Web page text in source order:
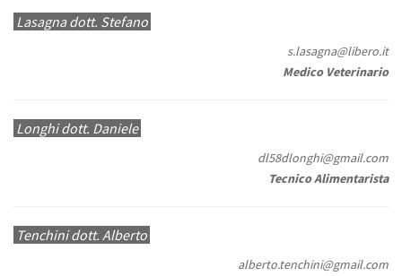
Lasagna dott. Stefano
s.lasagna@libero.it
Medico Veterinario
Longhi dott. Daniele
dl58dlonghi@gmail.com
Tecnico Alimentarista
Tenchini dott. Alberto
alberto.tenchini@gmail.com